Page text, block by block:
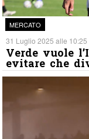
MERCATO
31 Luglio 2025 alle 10:25
Verde vuole
evitare che